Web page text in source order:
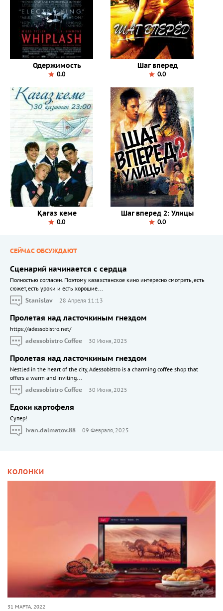
Одержимость
0.0
Шаг вперед
0.0
Қағаз кеме
0.0
Шаг вперед 2: Улицы
0.0
СЕЙЧАС ОБСУЖДАЮТ
Сценарий начинается с сердца
Полностью согласен. Поэтому казахстанское кино интересно смотреть, есть
сюжет, есть уроки и есть хорошие...
Stanislav
28 Апреля 11:13
Пролетая над ласточкиным гнездом
https://adessobistro.net/
adessobistro Coffee
30 Июня, 2025
Пролетая над ласточкиным гнездом
Nestled in the heart of the city, Adessobistro is a charming coffee shop that
offers a warm and inviting...
adessobistro Coffee
30 Июня, 2025
Едоки картофеля
Cупер!
ivan.dalmatov.88
09 Февраля, 2025
КОЛОНКИ
31 МАРТА, 2022